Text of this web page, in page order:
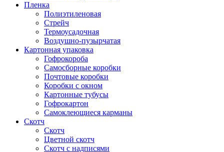
Пленка
Полиэтиленовая
Стрейч
Термоусадочная
Воздушно-пузырчатая
Картонная упаковка
Гофрокороба
Самосборные коробки
Почтовые коробки
Коробки с окном
Картонные тубусы
Гофрокартон
Самоклеющиеся карманы
Скотч
Скотч
Цветной скотч
Скотч с надписями